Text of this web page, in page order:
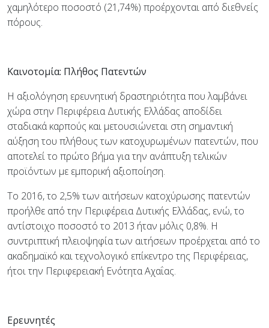
χαμηλότερο ποσοστό (21,74%) προέρχονται από διεθνείς
πόρους.
Καινοτομία: Πλήθος Πατεντών
Η αξιολόγηση ερευνητική δραστηριότητα που λαμβάνει
χώρα στην Περιφέρεια Δυτικής Ελλάδας αποδίδει
σταδιακά καρπούς και μετουσιώνεται στη σημαντική
αύξηση του πλήθους των κατοχυρωμένων πατεντών, που
αποτελεί το πρώτο βήμα για την ανάπτυξη τελικών
προϊόντων με εμπορική αξιοποίηση.
Το 2016, το 2,5% των αιτήσεων κατοχύρωσης πατεντών
προήλθε από την Περιφέρεια Δυτικής Ελλάδας, ενώ, το
αντίστοιχο ποσοστό το 2013 ήταν μόλις 0,8%. Η
συντριπτική πλειοψηφία των αιτήσεων προέρχεται από το
ακαδημαϊκό και τεχνολογικό επίκεντρο της Περιφέρειας,
ήτοι την Περιφερειακή Ενότητα Αχαΐας.
Ερευνητές